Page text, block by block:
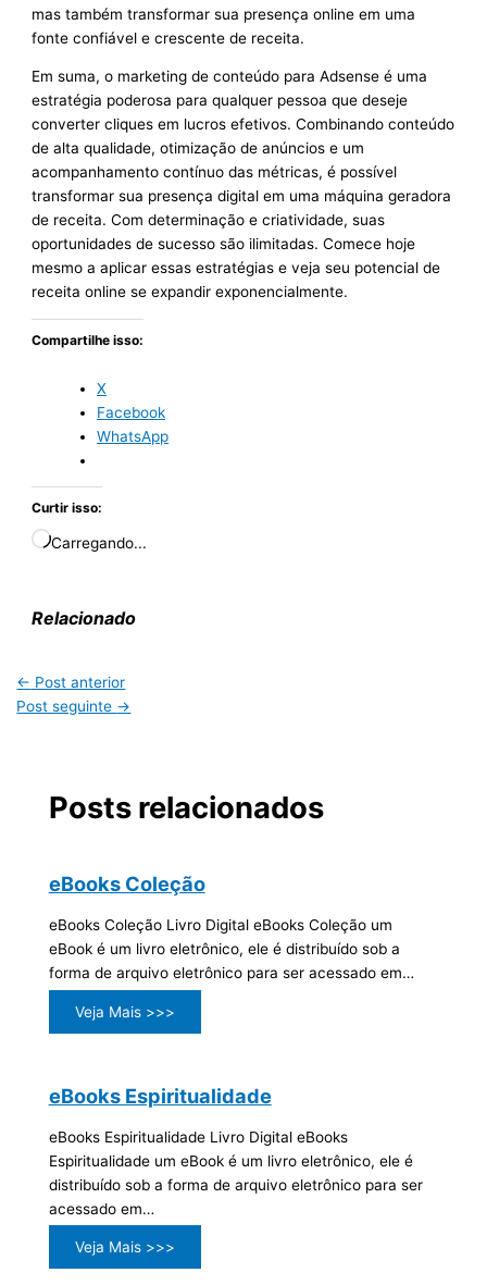
mas também transformar sua presença online em uma
fonte confiável e crescente de receita.
Em suma, o marketing de conteúdo para Adsense é uma
estratégia poderosa para qualquer pessoa que deseje
converter cliques em lucros efetivos. Combinando conteúdo
de alta qualidade, otimização de anúncios e um
acompanhamento contínuo das métricas, é possível
transformar sua presença digital em uma máquina geradora
de receita. Com determinação e criatividade, suas
oportunidades de sucesso são ilimitadas. Comece hoje
mesmo a aplicar essas estratégias e veja seu potencial de
receita online se expandir exponencialmente.
Compartilhe isso:
X
Facebook
WhatsApp
Curtir isso:
Carregando...
Relacionado
← Post anterior
Post seguinte →
Posts relacionados
eBooks Coleção
eBooks Coleção Livro Digital eBooks Coleção um
eBook é um livro eletrônico, ele é distribuído sob a
forma de arquivo eletrônico para ser acessado em…
Veja Mais >>>
eBooks Espiritualidade
eBooks Espiritualidade Livro Digital eBooks
Espiritualidade um eBook é um livro eletrônico, ele é
distribuído sob a forma de arquivo eletrônico para ser
acessado em…
Veja Mais >>>